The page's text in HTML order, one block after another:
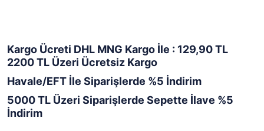
Kargo Ücreti DHL MNG Kargo İle : 129,90 TL
2200 TL Üzeri Ücretsiz Kargo
Havale/EFT İle Siparişlerde %5 İndirim
5000 TL Üzeri Siparişlerde Sepette İlave %5
İndirim